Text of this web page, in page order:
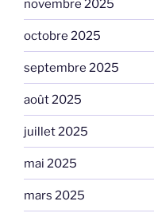
novembre 2025
octobre 2025
septembre 2025
août 2025
juillet 2025
mai 2025
mars 2025